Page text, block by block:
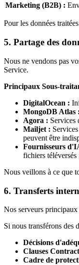
Marketing (B2B) :
Pour les données
5. Partage des
Nous ne vendons pas
Service.
Principaux Sous-
DigitalOcean :
MongoDB Atlas :
Agora : Services
Mailjet :
peuvent être
Fournisseurs
fichiers
Nous veillons à ce que
6. Transferts
Nos serveurs principaux
Si nous transférons des
Décisions
Clauses
Cadre de